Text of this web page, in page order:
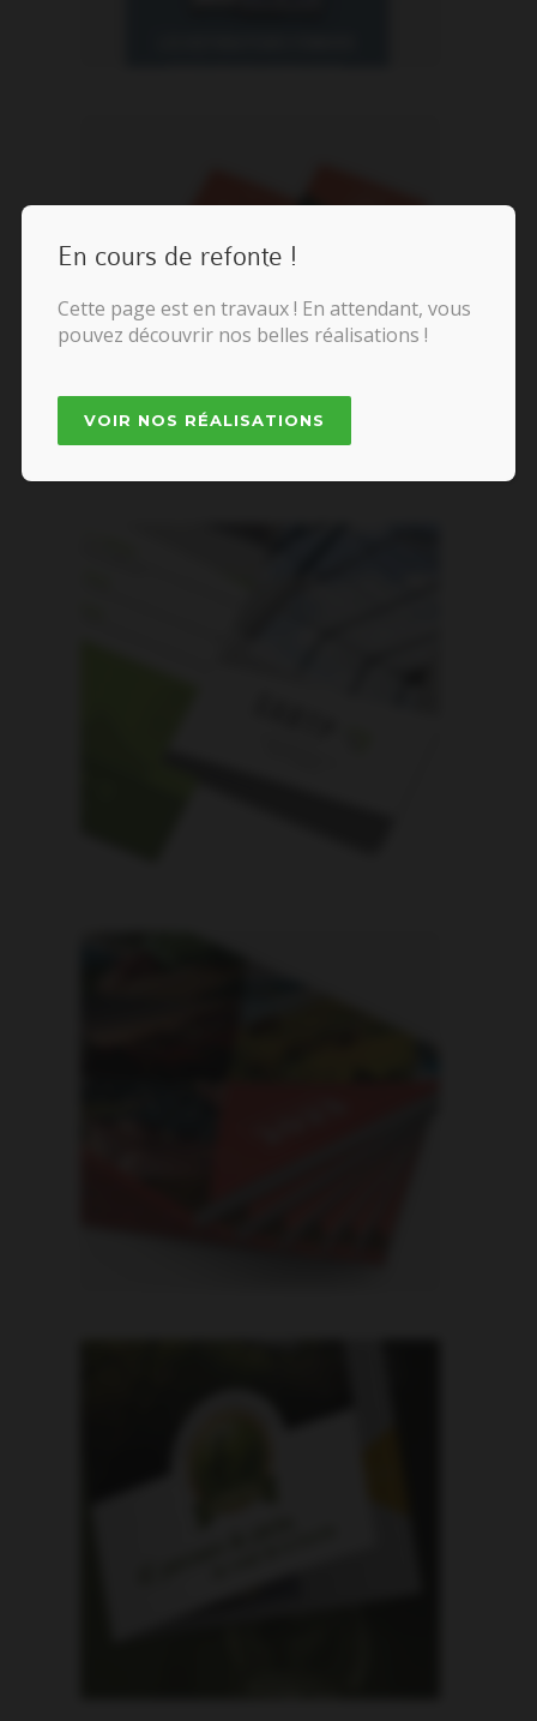
En cours de refonte !
Cette page est en travaux ! En attendant, vous
pouvez découvrir nos belles réalisations !
VOIR NOS RÉALISATIONS